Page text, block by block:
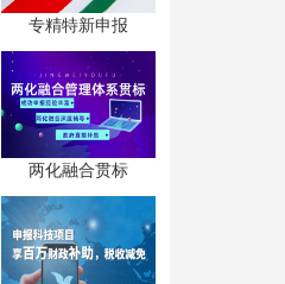
专精特新申报
两化融合贯标